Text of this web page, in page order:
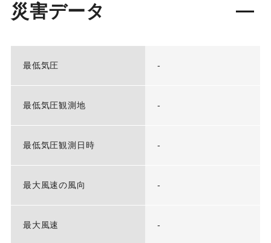
災害データ
最低気圧 -
最低気圧観測地 -
最低気圧観測日時 -
最大風速の風向 -
最大風速 -